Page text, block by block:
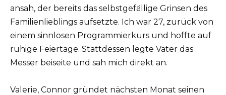
ansah, der bereits das selbstgefällige Grinsen des
Familienlieblings aufsetzte. Ich war 27, zurück von
einem sinnlosen Programmierkurs und hoffte auf
ruhige Feiertage. Stattdessen legte Vater das
Messer beiseite und sah mich direkt an.
Valerie, Connor gründet nächsten Monat seinen